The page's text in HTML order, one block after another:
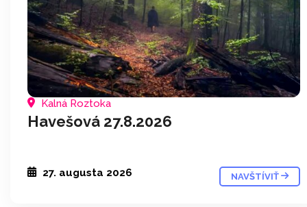
Kalná Roztoka
Havešová 27.8.2026
27. augusta 2026 NAVŠTÍVIŤ